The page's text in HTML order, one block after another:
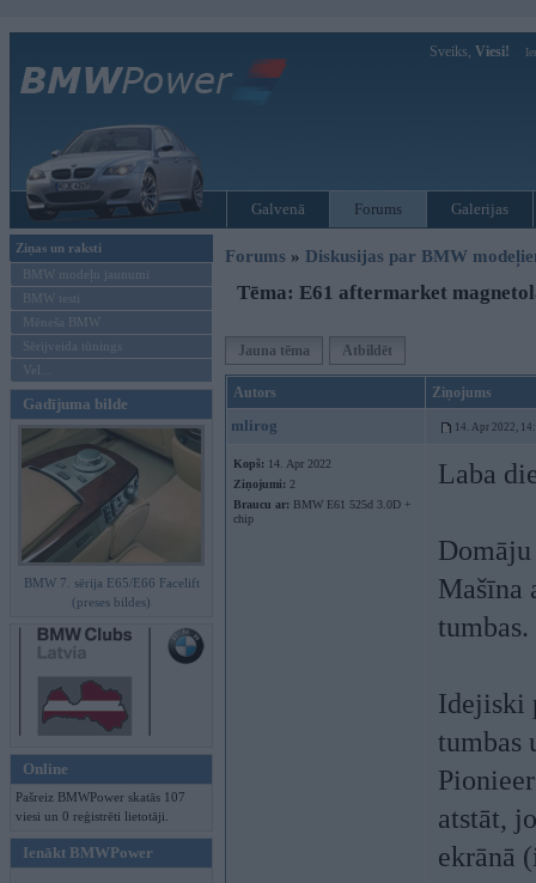
Sveiks, Viesi!
Galvenā Forums Galerijas
Ziņas un raksti
BMW modeļu jaunumi
BMW testi
Mēneša BMW
Sērijveida tūnings
Vel...
Gadījuma bilde
BMW 7. sērija E65/E66 Facelift
(preses bildes)
Online
Pašreiz BMWPower skatās 107
viesi un 0 reģistrēti lietotāji.
Ienākt BMWPower
Forums » Diskusijas par BMW
Tēma: E61 aftermarket
Jauna tēma Atbildēt
Autors Ziņojums
mlirog 14. Apr 2022,
Kopš: 14. Apr 2022
Ziņojumi: 2
Braucu ar: BMW E61 525d 3.0D +
chip
Laba
Mašīna
tumbas.
Idejiski
tumbas
atstāt,
ekrānā